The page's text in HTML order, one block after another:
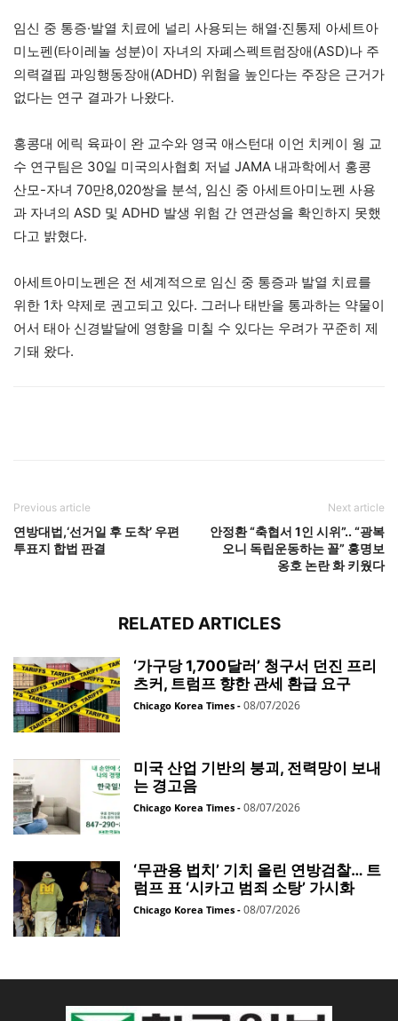
임신 중 통증·발열 치료에 널리 사용되는 해열·진통제 아세트아
미노펜(타이레놀 성분)이 자녀의 자폐스펙트럼장애(ASD)나 주
의력결핍 과잉행동장애(ADHD) 위험을 높인다는 주장은 근거가
없다는 연구 결과가 나왔다.
홍콩대 에릭 육파이 완 교수와 영국 애스턴대 이언 치케이 웡 교
수 연구팀은 30일 미국의사협회 저널 JAMA 내과학에서 홍콩
산모-자녀 70만8,020쌍을 분석, 임신 중 아세트아미노펜 사용
과 자녀의 ASD 및 ADHD 발생 위험 간 연관성을 확인하지 못했
다고 밝혔다.
아세트아미노펜은 전 세계적으로 임신 중 통증과 발열 치료를
위한 1차 약제로 권고되고 있다. 그러나 태반을 통과하는 약물이
어서 태아 신경발달에 영향을 미칠 수 있다는 우려가 꾸준히 제
기돼 왔다.
Previous article
연방대법,‘선거일 후 도착’ 우편
투표지 합법 판결
Next article
안정환 “축협서 1인 시위”.. “광복
오니 독립운동하는 꼴” 홍명보
옹호 논란 화 키웠다
RELATED ARTICLES
‘가구당 1,700달러’ 청구서 던진 프리
츠커, 트럼프 향한 관세 환급 요구
Chicago Korea Times - 08/07/2026
미국 산업 기반의 붕괴, 전력망이 보내
는 경고음
Chicago Korea Times - 08/07/2026
‘무관용 법치’ 기치 올린 연방검찰… 트
럼프 표 ‘시카고 범죄 소탕’ 가시화
Chicago Korea Times - 08/07/2026